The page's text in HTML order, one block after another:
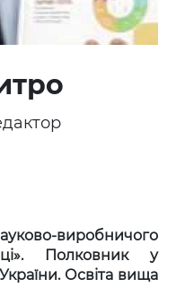
виробничого
Полковник у
Освіта вища